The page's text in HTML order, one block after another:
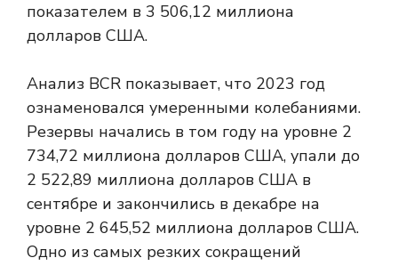
показателем в 3 506,12 миллиона
долларов США.
Анализ BCR показывает, что 2023 год
ознаменовался умеренными колебаниями.
Резервы начались в том году на уровне 2
734,72 миллиона долларов США, упали до
2 522,89 миллиона долларов США в
сентябре и закончились в декабре на
уровне 2 645,52 миллиона долларов США.
Одно из самых резких сокращений